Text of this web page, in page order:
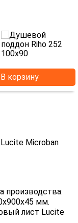
В корзину
Lucite Microban
производства:
мм.
лист Lucite